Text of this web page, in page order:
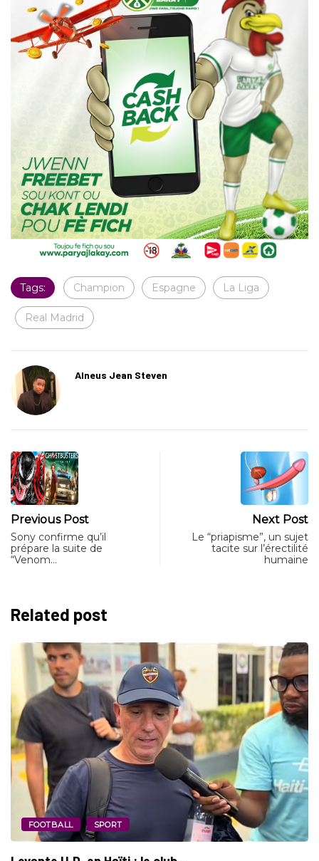
Tags: Champion Espagne La Liga
Real Madrid
Alneus Jean Steven
Previous Post
Sony confirme qu’il
prépare la suite de
“Venom…
Next Post
Le “priapisme”, un sujet
tacite sur l’érectilité
humaine
Related post
FOOTBALL SPORT
L’Espagne décroche une deuxième étoile en
devenant...